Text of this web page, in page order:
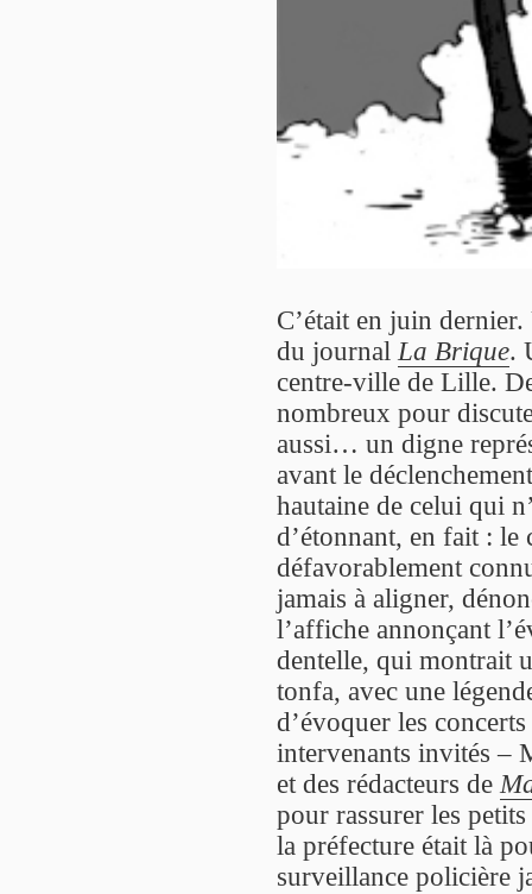
C’était en juin
du journalLa Brique.
centre-ville de Lille.
nombreux pour
aussi… un digne
avant le
hautaine de celui qui
d’étonnant, en fait : le
défavorablement
jamais à aligner,
l’affiche annonçant
dentelle, qui montrait
tonfa, avec une
d’évoquer les
intervenants invités –
et des rédacteurs de
pour rassurer les
la préfecture était là
surveillance policière